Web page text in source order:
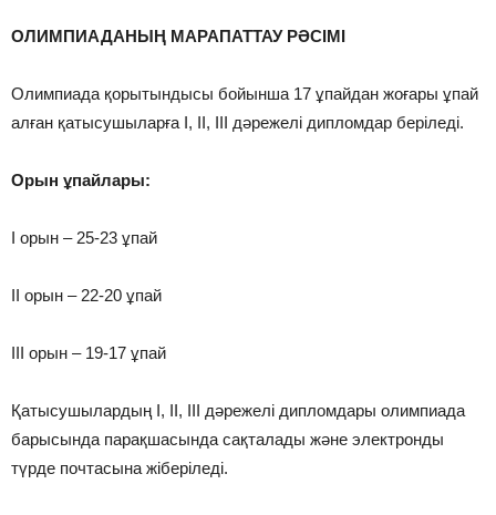
ОЛИМПИАДАНЫҢ МАРАПАТТАУ РӘСІМІ
Олимпиада қорытындысы бойынша 17 ұпайдан жоғары ұпай
алған қатысушыларға І, ІІ, ІІІ дәрежелі дипломдар беріледі.
Орын ұпайлары:
І орын – 25-23 ұпай
ІІ орын – 22-20 ұпай
ІІІ орын – 19-17 ұпай
Қатысушылардың І, ІІ, ІІІ дәрежелі дипломдары олимпиада
барысында парақшасында сақталады және электронды
түрде почтасына жіберіледі.